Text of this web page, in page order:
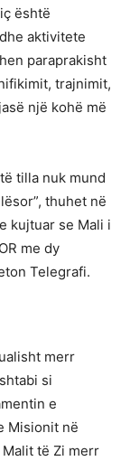
është
aktivitete
paraprakisht
trajnimit,
një kohë më
tilla nuk mund
thuhet në
kujtuar se Mali i
me dy
Telegrafi.
merr
si
e
Misionit në
të Zi merr